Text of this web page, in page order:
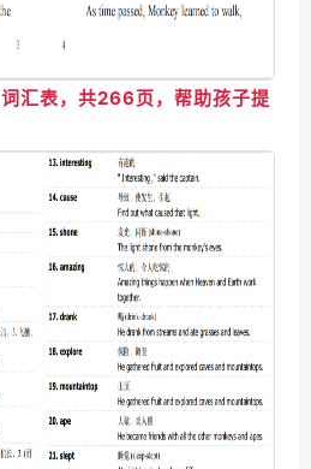
词汇表，共266页，帮助孩子提